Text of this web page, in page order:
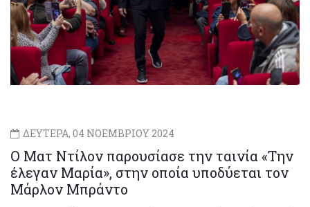
ΔΕΥΤΕΡΑ, 04 ΝΟΕΜΒΡΙΟΥ 2024
O Ματ Ντίλον παρουσίασε την ταινία «Την
έλεγαν Μαρία», στην οποία υποδύεται τον
Μάρλον Μπράντο